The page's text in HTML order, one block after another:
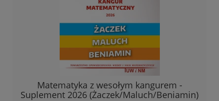
Matematyka z wesołym kangurem -
Suplement 2026 (Żaczek/Maluch/Beniamin)